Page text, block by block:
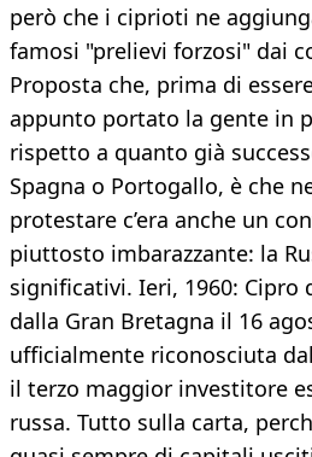
però che i ciprioti ne
famosi "prelievi forzosi" dai
Proposta che, prima di
appunto portato la gente in
rispetto a quanto già
Spagna o Portogallo, è che
protestare c’era anche un
piuttosto imbarazzante: la
significativi. Ieri, 1960: Cipro
dalla Gran Bretagna il 16
ufficialmente riconosciuta
il terzo maggior investitore
russa. Tutto sulla carta,